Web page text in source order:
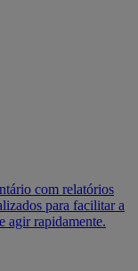
com relatórios
para facilitar a
agir rapidamente.